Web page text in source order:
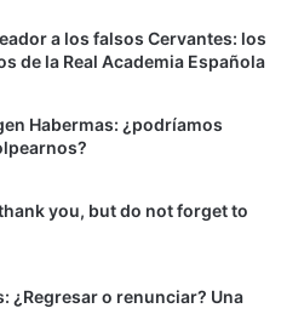
a los falsos Cervantes: los
de la Real Academia Española
Habermas: ¿podríamos
you, but do not forget to
¿Regresar o renunciar? Una